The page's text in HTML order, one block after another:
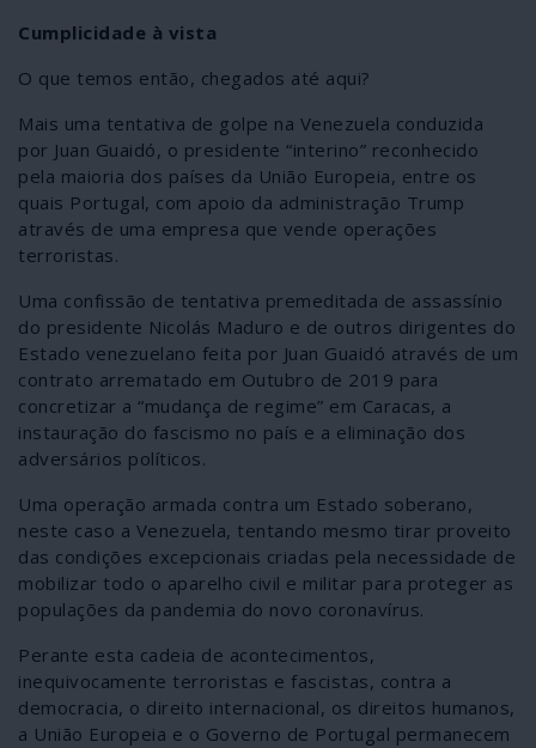
Cumplicidade à vista
O que temos então, chegados até aqui?
Mais uma tentativa de golpe na Venezuela conduzida
por Juan Guaidó, o presidente “interino” reconhecido
pela maioria dos países da União Europeia, entre os
quais Portugal, com apoio da administração Trump
através de uma empresa que vende operações
terroristas.
Uma confissão de tentativa premeditada de assassínio
do presidente Nicolás Maduro e de outros dirigentes do
Estado venezuelano feita por Juan Guaidó através de um
contrato arrematado em Outubro de 2019 para
concretizar a “mudança de regime” em Caracas, a
instauração do fascismo no país e a eliminação dos
adversários políticos.
Uma operação armada contra um Estado soberano,
neste caso a Venezuela, tentando mesmo tirar proveito
das condições excepcionais criadas pela necessidade de
mobilizar todo o aparelho civil e militar para proteger as
populações da pandemia do novo coronavírus.
Perante esta cadeia de acontecimentos,
inequivocamente terroristas e fascistas, contra a
democracia, o direito internacional, os direitos humanos,
a União Europeia e o Governo de Portugal permanecem